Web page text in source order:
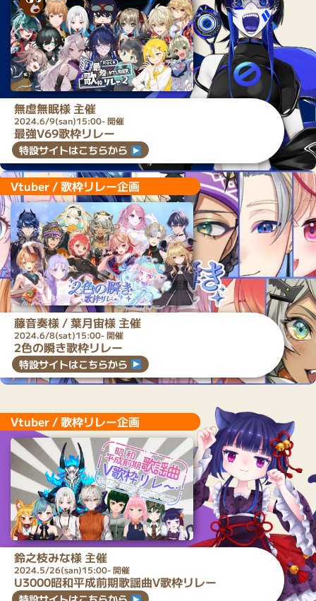
無虚無眠様 主催
2024.6/9(san)15:00- 開催
最強V69歌枠リレー
特設サイトはこちらから
Vtuber / 歌枠リレー企画
藤音奏様 /葉月宙様 主催
2024.6/8(sat)15:00- 開催
2色の瞬き歌枠リレー
特設サイトはこちらから
Vtuber / 歌枠リレー企画
鈴之枝みな様 主催
2024.5/26(san)15:00- 開催
U3000昭和平成前期歌謡曲V歌枠リレー